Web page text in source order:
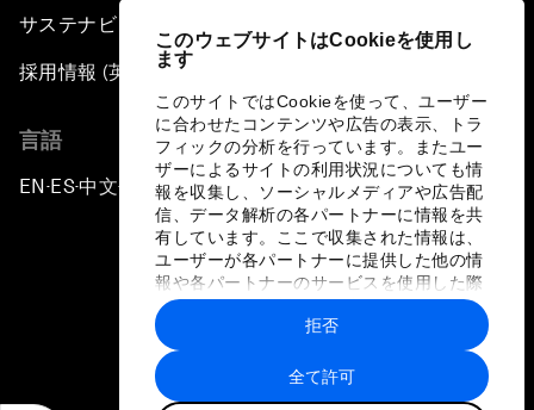
このウェブサイトはCookieを使用し
ます
このサイトではCookieを使って、ユーザー
に合わせたコンテンツや広告の表示、トラ
フィックの分析を行っています。またユー
ザーによるサイトの利用状況についても情
報を収集し、ソーシャルメディアや広告配
信、データ解析の各パートナーに情報を共
有しています。ここで収集された情報は、
ユーザーが各パートナーに提供した他の情
報や各パートナーのサービスを使用した際
に収集された情報と組み合わされ、各パー
トナーによって使用されることがありま
す。
全て許可
拒否
サステナビリティへの取り組み
採用情報 (英語のみ)
言語
EN ▪ES▪中文▪ 日本語
プライバシーポリシーと利用規約
サイトマップ